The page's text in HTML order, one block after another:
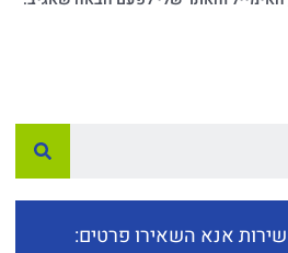
אנא השאירו פרטים: